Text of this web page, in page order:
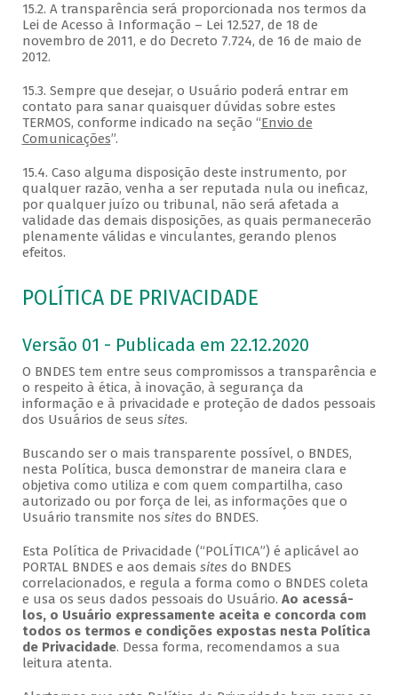
15.2. A transparência será proporcionada nos termos da
Lei de Acesso à Informação – Lei 12.527, de 18 de
novembro de 2011, e do Decreto 7.724, de 16 de maio de
2012.
15.3. Sempre que desejar, o Usuário poderá entrar em
contato para sanar quaisquer dúvidas sobre estes
TERMOS, conforme indicado na seção “Envio de
Comunicações”.
15.4. Caso alguma disposição deste instrumento, por
qualquer razão, venha a ser reputada nula ou ineficaz,
por qualquer juízo ou tribunal, não será afetada a
validade das demais disposições, as quais permanecerão
plenamente válidas e vinculantes, gerando plenos
efeitos.
POLÍTICA DE PRIVACIDADE
Versão 01 - Publicada em 22.12.2020
O BNDES tem entre seus compromissos a transparência e
o respeito à ética, à inovação, à segurança da
informação e à privacidade e proteção de dados pessoais
dos Usuários de seus sites.
Buscando ser o mais transparente possível, o BNDES,
nesta Política, busca demonstrar de maneira clara e
objetiva como utiliza e com quem compartilha, caso
autorizado ou por força de lei, as informações que o
Usuário transmite nos sitesdo BNDES.
Esta Política de Privacidade (“POLÍTICA”) é aplicável ao
PORTAL BNDES e aos demais sitesdo BNDES
correlacionados, e regula a forma como o BNDES coleta
e usa os seus dados pessoais do Usuário. Ao acessá-
los, o Usuário expressamente aceita e concorda com
todos os termos e condições expostas nesta Política
de Privacidade. Dessa forma, recomendamos a sua
leitura atenta.